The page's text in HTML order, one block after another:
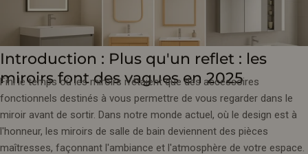
Introduction : Plus qu'un reflet : les
miroirs font des vagues en 2025
Fini le temps où les miroirs n'étaient que des accessoires
fonctionnels destinés à vous permettre de vous regarder dans le
miroir avant de sortir. Dans notre monde actuel, où le design est à
l'honneur, les miroirs de salle de bain deviennent des pièces
maîtresses, façonnant l'ambiance et l'atmosphère de votre espace.